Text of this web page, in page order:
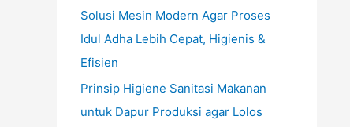
Solusi Mesin Modern Agar Proses
Idul Adha Lebih Cepat, Higienis &
Efisien
Prinsip Higiene Sanitasi Makanan
untuk Dapur Produksi agar Lolos